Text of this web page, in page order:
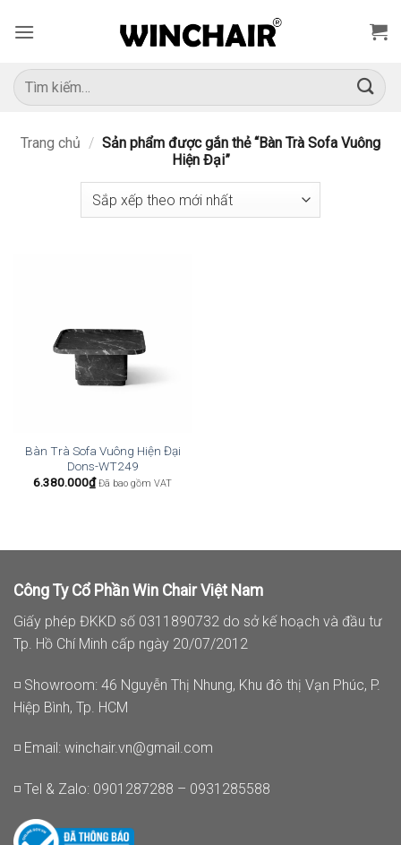
qua
dung
Tìm
kiếm:
Trang chủ / Sản phẩm được gắn thẻ “Bàn Trà Sofa Vuông
Hiện Đại”
Bàn Trà Sofa Vuông Hiện Đại
Dons-WT249
6.380.000₫ Đã bao gồm VAT
Công Ty Cổ Phần Win Chair Việt Nam
Giấy phép ĐKKD số 0311890732 do sở kế hoạch và đầu tư
Tp. Hồ Chí Minh cấp ngày 20/07/2012
◽ Showroom: 46 Nguyễn Thị Nhung, Khu đô thị Vạn Phúc, P.
Hiệp Bình, Tp. HCM
◽ Email: winchair.vn@gmail.com
◽ Tel & Zalo: 0901287288 – 0931285588